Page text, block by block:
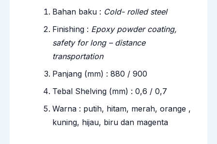
Bahan baku : Cold- rolled steel
Finishing : Epoxy powder coating,
safety for long – distance
transportation
Panjang (mm) : 880 / 900
Tebal Shelving (mm) : 0,6 / 0,7
Warna : putih, hitam, merah, orange ,
kuning, hijau, biru dan magenta